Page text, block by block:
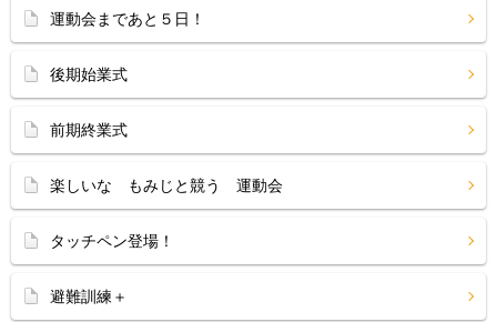
運動会まであと５日！
後期始業式
前期終業式
楽しいな もみじと競う 運動会
タッチペン登場！
避難訓練＋